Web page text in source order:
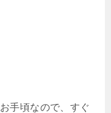
手頃なので、すぐ